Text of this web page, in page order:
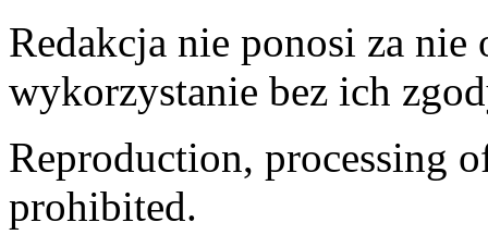
Redakcja nie ponosi za
wykorzystanie bez ich
Reproduction, processing
prohibited.